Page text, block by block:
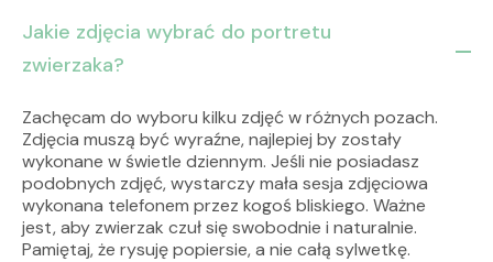
Jakie zdjęcia wybrać do portretu
zwierzaka?
Zachęcam do wyboru kilku zdjęć w różnych pozach.
Zdjęcia muszą być wyraźne, najlepiej by zostały
wykonane w świetle dziennym. Jeśli nie posiadasz
podobnych zdjęć, wystarczy mała sesja zdjęciowa
wykonana telefonem przez kogoś bliskiego. Ważne
jest, aby zwierzak czuł się swobodnie i naturalnie.
Pamiętaj, że rysuję popiersie, a nie całą sylwetkę.